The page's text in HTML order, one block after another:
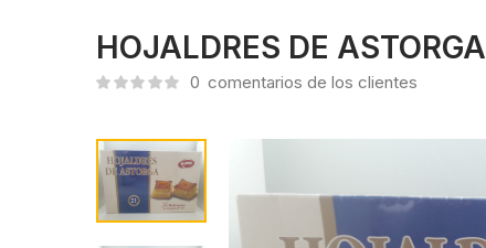
HOJALDRES DE ASTORGA
0 comentarios de los clientes